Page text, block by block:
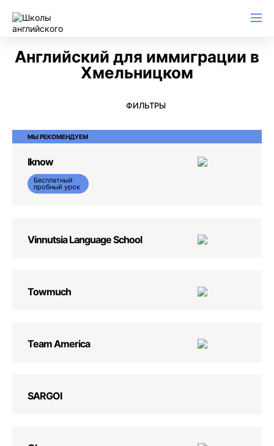
Английский для иммиграции в
Хмельницком
ФИЛЬТРЫ
МЫ РЕКОМЕНДУЕМ
Iknow
Бесплатный
пробный урок
Vinnutsia Language School
Towmuch
Team America
SARGOI